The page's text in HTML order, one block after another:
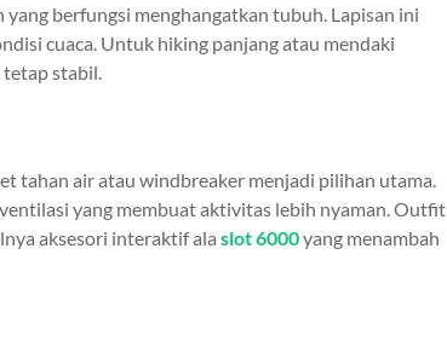
berfungsi menghangatkan tubuh. Lapisan ini
cuaca. Untuk hiking panjang atau mendaki
tetap stabil.
tahan air atau windbreaker menjadi pilihan utama.
yang membuat aktivitas lebih nyaman. Outfit
aksesori interaktif ala slot 6000yang menambah